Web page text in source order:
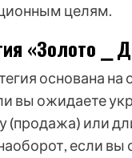
целям.
«Золото ⎯
основана
вы ожидаете
(продажа) или
если вы